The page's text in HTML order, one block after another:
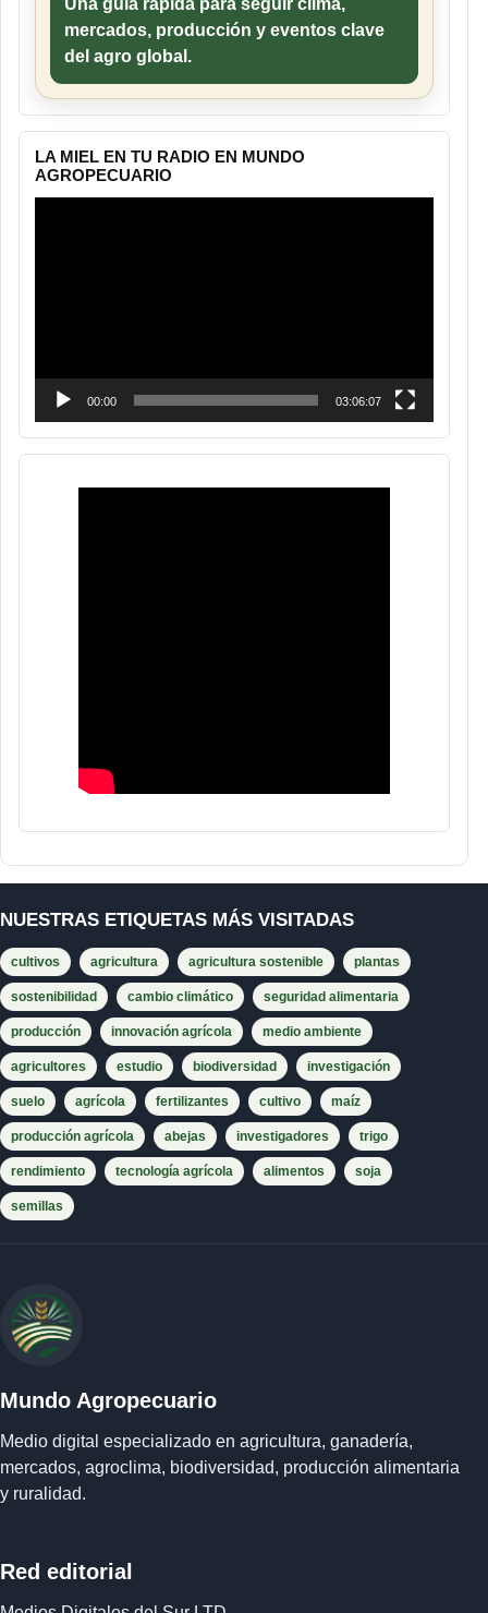
Una guía rápida para seguir clima,
mercados, producción y eventos clave
del agro global.
LA MIEL EN TU RADIO EN MUNDO
AGROPECUARIO
00:00 03:06:07
NUESTRAS ETIQUETAS MÁS VISITADAS
cultivos agricultura agricultura sostenible plantas
sostenibilidad cambio climático seguridad alimentaria
producción innovación agrícola medio ambiente
agricultores estudio biodiversidad investigación
suelo agrícola fertilizantes cultivo maíz
producción agrícola abejas investigadores trigo
rendimiento tecnología agrícola alimentos soja
semillas
Mundo Agropecuario
Medio digital especializado en agricultura, ganadería,
mercados, agroclima, biodiversidad, producción alimentaria
y ruralidad.
Red editorial